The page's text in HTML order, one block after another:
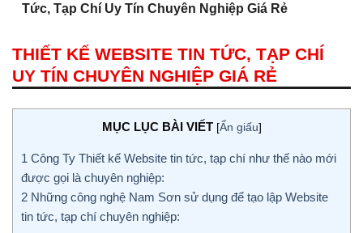
Tức, Tạp Chí Uy Tín Chuyên Nghiệp Giá Rẻ
THIẾT KẾ WEBSITE TIN TỨC, TẠP CHÍ
UY TÍN CHUYÊN NGHIỆP GIÁ RẺ
MỤC LỤC BÀI VIẾT [Ẩn giấu]
1 Công Ty Thiết kế Website tin tức, tạp chí như thế nào mới
được gọi là chuyên nghiệp:
2 Những công nghệ Nam Sơn sử dụng để tạo lập Website
tin tức, tạp chí chuyên nghiệp: